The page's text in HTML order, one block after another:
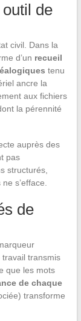
de
civil. Dans la
d’un recueil
tenu
ancre la
aux fichiers
la pérennité
auprès des
pas
structurés,
s’efface.
de
transmis
que les mots
de chaque
transforme